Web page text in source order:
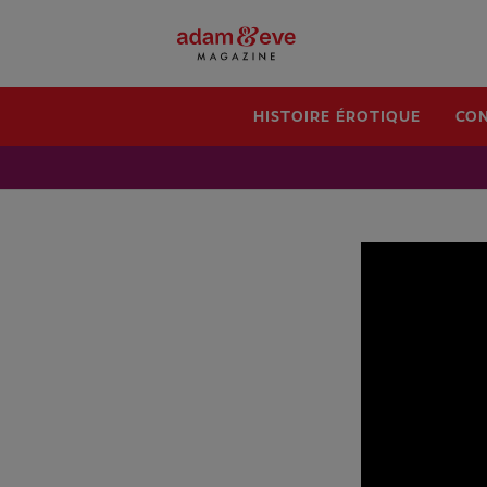
HISTOIRE ÉROTIQUE